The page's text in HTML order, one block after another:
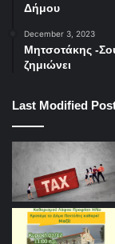
Δήμου
December 3, 2023
Μητσοτάκης -
ζημιώνει
Last Modified